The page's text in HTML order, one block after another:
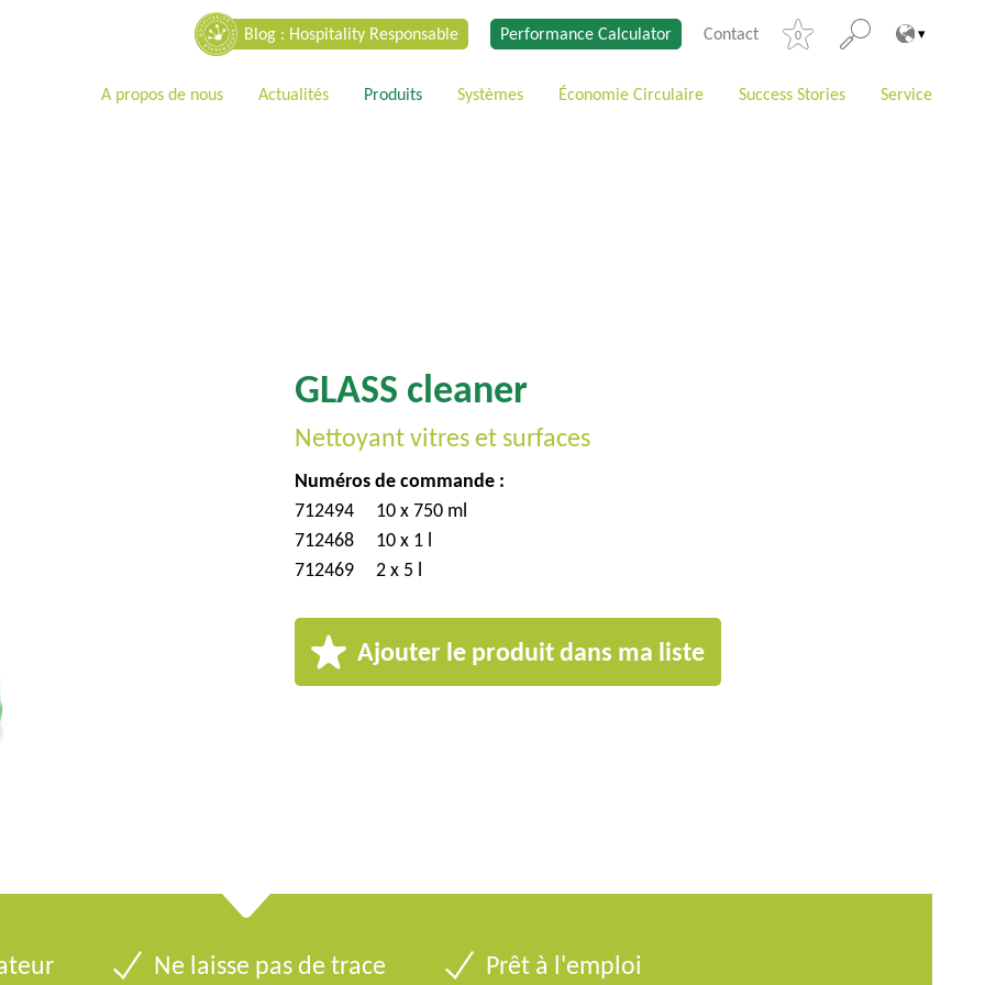
Blog : Hospitality Responsable Performance Calculator Contact 0
A propos de nous Actualités Produits Systèmes Économie Circulaire Success Stories Service
GLASS cleaner
Nettoyant vitres et surfaces
Numéros de commande :
712494
10 x 750 ml
712468
10 x 1 l
712469
2 x 5 l
Ajouter le produit dans ma liste
Ne laisse pas de trace Prêt à l'emploi